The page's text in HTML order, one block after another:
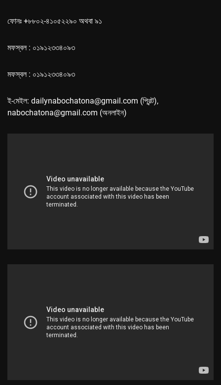
ফোনঃ +৮৮০২-৪১০৫২২৯০ অথবা ৯১
মফস্বল : ০১৯১২৩৩৪০৯৩
মফস্বল : ০১৯১২৩৩৪০৯৩
ই-মেইল: dailynabochatona@gmail.com (প্রিন্ট),
nabochatona@gmail.com (অনলাইন)